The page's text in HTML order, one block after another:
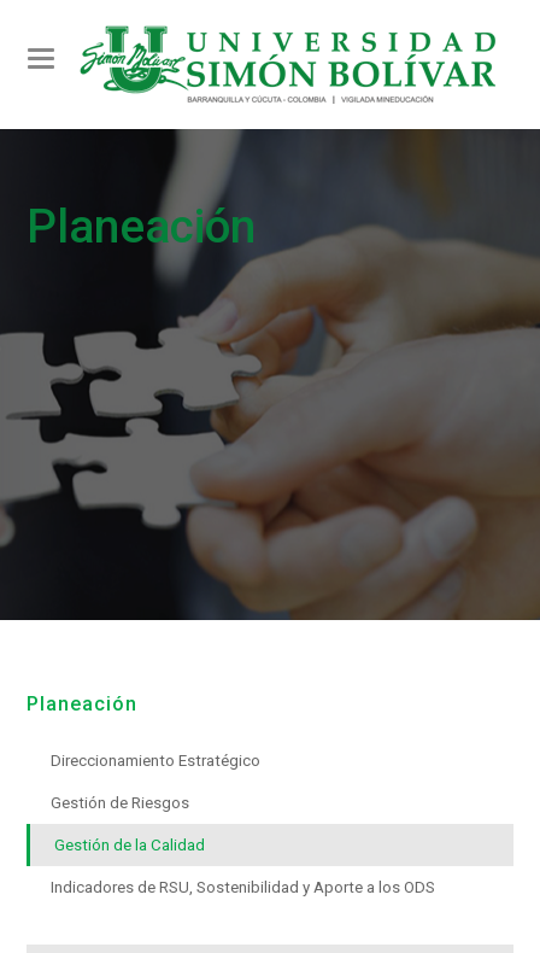
Toggle navigation
Planeación
Planeación
Direccionamiento Estratégico
Gestión de Riesgos
Gestión de la Calidad
Indicadores de RSU, Sostenibilidad y Aporte a los ODS